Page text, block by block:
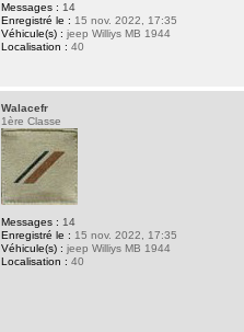
Messages : 14
Enregistré le : 15 nov. 2022, 17:35
Véhicule(s) : jeep Williys MB 1944
Localisation : 40
Walacefr
1ère Classe
Messages : 14
Enregistré le : 15 nov. 2022, 17:35
Véhicule(s) : jeep Williys MB 1944
Localisation : 40